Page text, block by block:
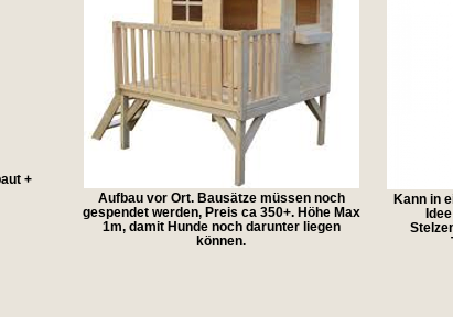
+
Aufbau vor Ort. Bausätze müssen noch
gespendet werden, Preis ca 350+. Höhe Max
1m, damit Hunde noch darunter liegen
können.
Kann in